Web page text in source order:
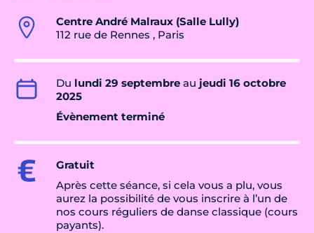
Centre André Malraux (Salle Lully)
112 rue de Rennes , Paris
Du lundi 29 septembre au jeudi 16 octobre
2025
Évènement terminé
Gratuit
Après cette séance, si cela vous a plu, vous
aurez la possibilité de vous inscrire à l’un de
nos cours réguliers de danse classique (cours
payants).